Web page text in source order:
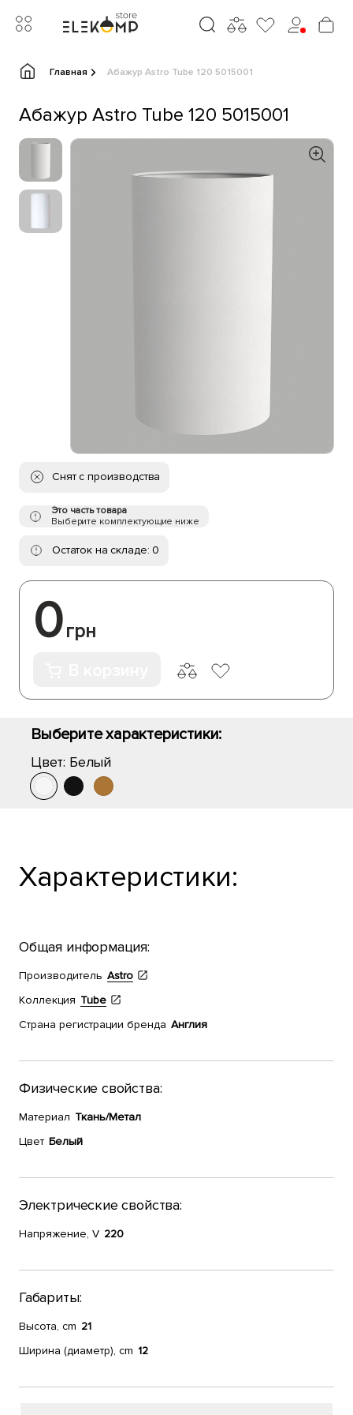
Главная Абажур Astro Tube 120 5015001
Абажур Astro Tube 120 5015001
Снят с производства
Это часть товара
Выберите комплектующие ниже
Остаток на складе: 0
0грн
Выберите характеристики:
Цвет: Белый
Характеристики:
Общая информация:
Производитель Astro
Коллекция Tube
Страна регистрации бренда Англия
Физические свойства:
Материал Ткань/Метал
Цвет Белый
Электрические свойства:
Напряжение, V 220
Габариты:
Высота, cm 21
Ширина (диаметр), cm 12